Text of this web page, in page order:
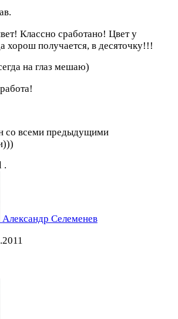
Классно сработано! Цвет у
хорош получается, в десяточку!!!
на глаз мешаю)
со всеми предыдущими
.
Александр Селеменев